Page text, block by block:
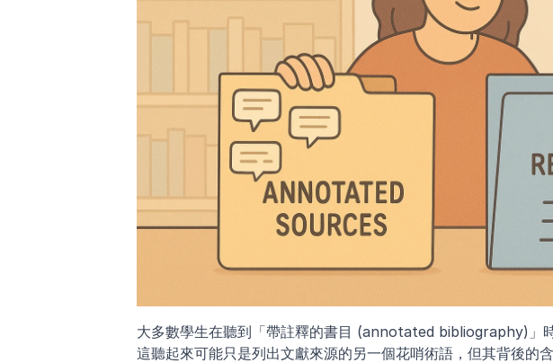
大多數學生在聽到「帶註釋的書目 (annotated bibliography)
這聽起來可能只是列出文獻來源的另一個花哨術語，但其背後的含